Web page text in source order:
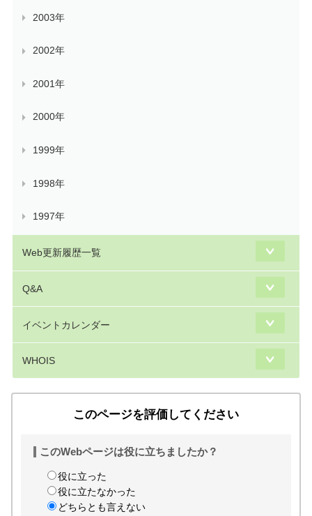
2003年
2002年
2001年
2000年
1999年
1998年
1997年
Web更新履歴一覧
Q&A
イベントカレンダー
WHOIS
このページを評価してください
このWebページは役に立ちましたか？
役に立った
役に立たなかった
どちらとも言えない